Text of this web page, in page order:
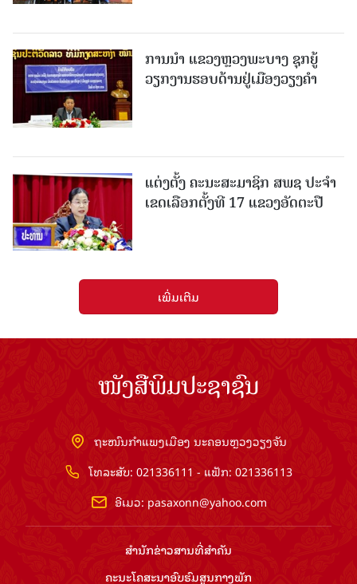
ການນຳ ແຂວງຫຼວງພະບາງ ຊຸກຍູ້
ວຽກງານຮອບດ້ານຢູ່ເມືອງວຽງຄໍາ
ແຕ່ງຕັ້ງ ຄະນະສະມາຊິກ ສພຊ ປະຈຳ
ເຂດເລືອກຕັ້ງທີ 17 ແຂວງອັດຕະປື
ເພີ່ມເຕີມ
ໜັງສືພິມປະຊາຊົນ
ຖະໜົນກຳແພງເມືອງ ນະຄອນຫຼວງວຽງຈັນ
ໂທລະສັບ: 021336111 - ແຟັກ: 021336113
ອີເມວ: pasaxonn@yahoo.com
ສຳ​ນັກ​ຂ່າວ​ສານ​ທີ່​ສຳ​ຄັນ​
ຄະນະໂຄສະນາອົບຮົມ​ສູນ​ກາງ​ພັກ